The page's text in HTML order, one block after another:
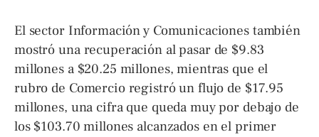
El sector Información y Comunicaciones también
mostró una recuperación al pasar de $9.83
millones a $20.25 millones, mientras que el
rubro de Comercio registró un flujo de $17.95
millones, una cifra que queda muy por debajo de
los $103.70 millones alcanzados en el primer